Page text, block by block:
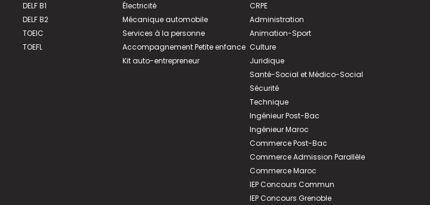
DELF B1
DELF B2
TOEIC
TOEFL
Électricité
Mécanique automobile
Services à la personne
Accompagnement Petite enfance
Kit auto-entrepreneur
CRPE
Administration
Animation-Sport
Culture
Juridique
Santé-Social et Médico-Social
Sécurité
Technique
Ingénieur Post-Bac
Ingénieur Maroc
Commerce Post-Bac
Commerce Admission Parallèle
Commerce Maroc
IEP Concours Commun
IEP Concours Grenoble